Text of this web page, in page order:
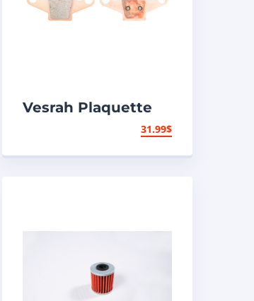
Vesrah Plaquette
de frein N/A – N/A31.99$